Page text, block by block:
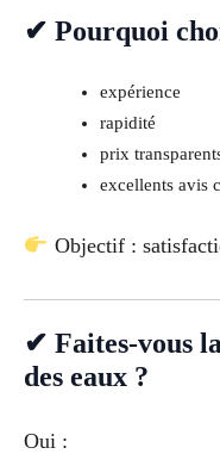
✔ Pourquoi
expérience
rapidité
prix
excellents avis
Objectif :
✔ Faites-vous
des eaux ?
Oui :